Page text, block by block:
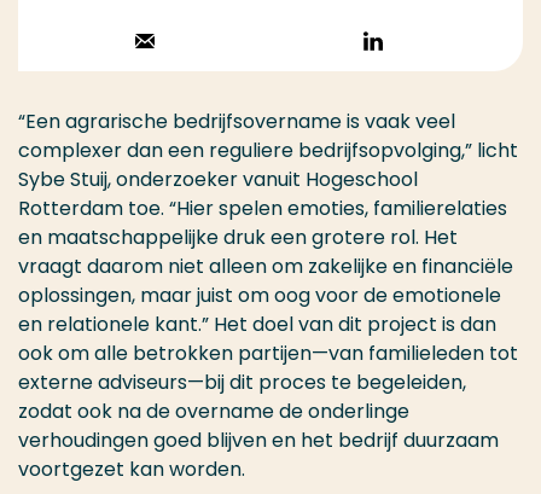
Stuur een email
Volg op
LinkedIn
“Een agrarische bedrijfsovername is vaak veel
complexer dan een reguliere bedrijfsopvolging,” licht
SybeStuij, onderzoeker vanuit Hogeschool
Rotterdam toe. “Hier spelen emoties, familierelaties
en maatschappelijke druk een grotere rol. Het
vraagt daarom niet alleen om zakelijke en financiële
oplossingen, maar juist om oog voor de emotionele
en relationele kant.” Het doel van dit project is dan
ook om alle betrokken partijen—van familieleden tot
externe adviseurs—bij dit proces te begeleiden,
zodat ook na de overname de onderlinge
verhoudingen goed blijven en het bedrijf duurzaam
voortgezet kan worden.